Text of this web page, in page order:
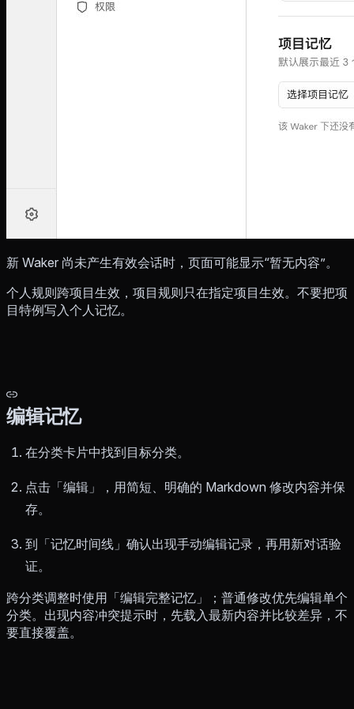
新 Waker 尚未产生有效会话时，页面可能显示“暂无内容”。
个人规则跨项目生效，项目规则只在指定项目生效。不要把项
目特例写入个人记忆。
编辑记忆
在分类卡片中找到目标分类。
点击「编辑」，用简短、明确的 Markdown 修改内容并保
存。
到「记忆时间线」确认出现手动编辑记录，再用新对话验
证。
跨分类调整时使用「编辑完整记忆」；普通修改优先编辑单个
分类。出现内容冲突提示时，先载入最新内容并比较差异，不
要直接覆盖。